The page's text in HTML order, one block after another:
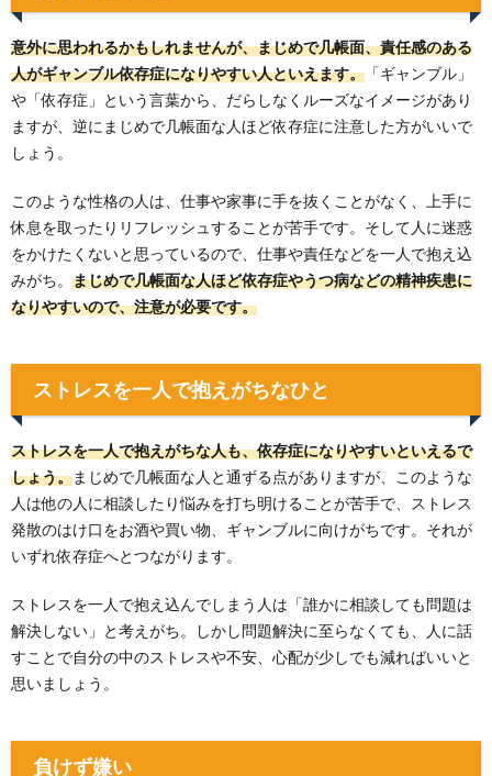
意外に思われるかもしれませんが、まじめで几帳面、責任感のある
人がギャンブル依存症になりやすい人といえます。 「ギャンブル」
や「依存症」という言葉から、だらしなくルーズなイメージがあり
ますが、逆にまじめで几帳面な人ほど依存症に注意した方がいいで
しょう。
このような性格の人は、仕事や家事に手を抜くことがなく、上手に
休息を取ったりリフレッシュすることが苦手です。そして人に迷惑
をかけたくないと思っているので、仕事や責任などを一人で抱え込
みがち。 まじめで几帳面な人ほど依存症やうつ病などの精神疾患に
なりやすいので、注意が必要です。
ストレスを一人で抱えがちなひと
ストレスを一人で抱えがちな人も、依存症になりやすいといえるで
しょう。まじめで几帳面な人と通ずる点がありますが、このような
人は他の人に相談したり悩みを打ち明けることが苦手で、ストレス
発散のはけ口をお酒や買い物、ギャンブルに向けがちです。それが
いずれ依存症へとつながります。
ストレスを一人で抱え込んでしまう人は「誰かに相談しても問題は
解決しない」と考えがち。しかし問題解決に至らなくても、人に話
すことで自分の中のストレスや不安、心配が少しでも減ればいいと
思いましょう。
負けず嫌い